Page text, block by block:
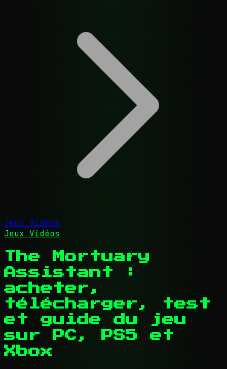
Jeux Vidéos
Jeux Vidéos
The Mortuary
Assistant :
acheter,
télécharger, test
et guide du jeu
sur PC, PS5 et
Xbox